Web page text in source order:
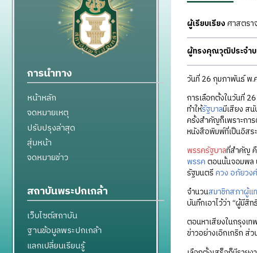
ผู้เรียบเรียงศาสตรา
ผู้ทรงคุณวุฒิประจำ
วันที่ 26 กุมภาพันธ์ พ.
การเลือกตั้งในวันที่
ทำให้รัฐบาลมีเสียง ส
ครั้งสำคัญก็เพราะกา
หนังสือพิมพ์ที่เป็นอิสร
พรรครัฐบาลที่สำคัญ
พรรค ตอนนั้นจอมพล
รัฐมนตรี ควง อภัยวง
จำนวนสมาชิกสภาผู้แ
บันทึกเอาไว้ว่า “ผู้มีสิ
ตอนหาเสียงในกรุงเ
ข่าวอย่างเอิกเกริก ส่
การนำทาง
หน้าหลัก
จดหมายเหตุ
ปรับปรุงล่าสุด
สุ่มหน้า
จดหมายข่าว
สถาบันพระปกเกล้า
เว็บไซต์สถาบัน
ฐานข้อมูลพระปกเกล้า
แลกเปลี่ยนเรียนรู้